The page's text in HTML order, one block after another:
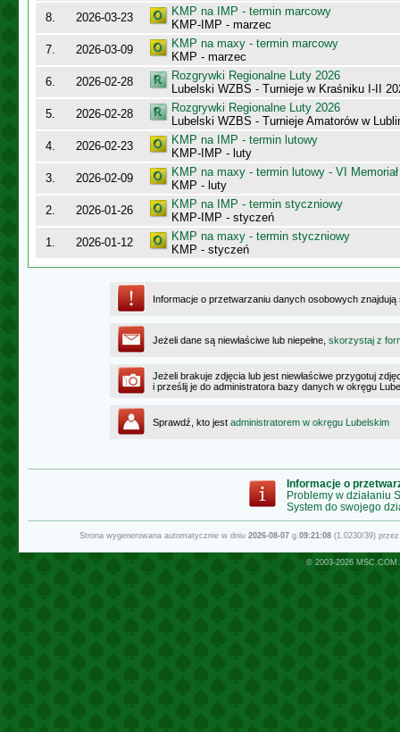
8.
2026-03-23
KMP na IMP - termin marcowy
KMP-IMP - marzec
7.
2026-03-09
KMP na maxy - termin marcowy
KMP - marzec
6.
2026-02-28
Rozgrywki Regionalne Luty 2026
Lubelski WZBS - Turnieje w Kraśniku I-II
5.
2026-02-28
Rozgrywki Regionalne Luty 2026
Lubelski WZBS - Turnieje Amatorów w
4.
2026-02-23
KMP na IMP - termin lutowy
KMP-IMP - luty
3.
2026-02-09
KMP na maxy - termin lutowy - VI
KMP - luty
2.
2026-01-26
KMP na IMP - termin styczniowy
KMP-IMP - styczeń
1.
2026-01-12
KMP na maxy - termin styczniowy
KMP - styczeń
Informacje o przetwarzaniu danych osobowych
Jeżeli dane są niewłaściwe lub niepełne, skorzystaj z
Jeżeli brakuje zdjęcia lub jest niewłaściwe przygotuj
i prześlij je do administratora bazy danych w okręgu
Sprawdź, kto jest administratorem w okręgu Lubelskim
Informacje o
Problemy w działaniu
System do swojego
Strona wygenerowana automatycznie w dniu 2026-08-07g.09:21:08(1.0230/39)
© 2003-2026